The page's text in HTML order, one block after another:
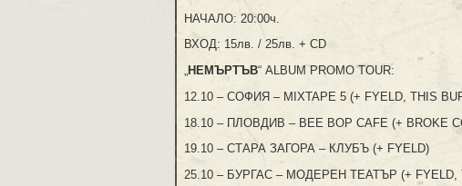
НАЧАЛО: 20:00ч.
ВХОД: 15лв. / 25лв. + CD
„НЕМЪРТЪВ“ ALBUM PROMO TOUR:
12.10 – СОФИЯ – MIXTAPE 5 (+ FYELD, THIS
18.10 – ПЛОВДИВ – BEE BOP CAFE (+ BROKE
19.10 – СТАРА ЗАГОРА – КЛУБЪ (+ FYELD)
25.10 – БУРГАС – МОДЕРЕН ТЕАТЪР (+ FYELD,